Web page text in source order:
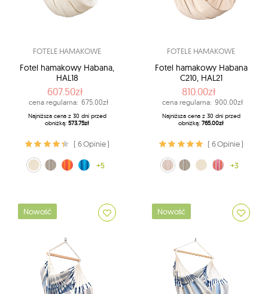
FOTELE HAMAKOWE
Fotel hamakowy Habana,
HAL18
607.50zł
cena regularna: 675.00zł
Najniższa cena z 30 dni przed
obniżką: 573.75zł
( 6 Opinie )
naturalny (X1)
brązowo-biały (19)
pomarańczowy (22)
Lagoon (33)
+5
FOTELE HAMAKOWE
Fotel hamakowy Habana
C210, HAL21
810.00zł
cena regularna: 900.00zł
Najniższa cena z 30 dni przed
obniżką: 765.00zł
( 6 Opinie )
ecru (1)
brązowo-biały (19)
naturalny (X1)
różowy (X2)
+3
Nowość Nowość